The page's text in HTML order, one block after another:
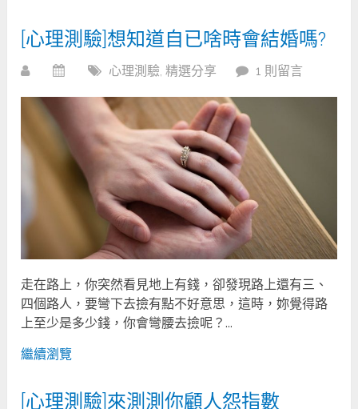
[心理測驗]想知道自已啥時會結婚嗎?
心理測驗 ,精選分享 1 則留言
走在路上，你突然看見地上有錢，卻發現路上還有三、
四個路人，要彎下去撿有點不好意思，這時，妳覺得路
上至少是多少錢，你會彎腰去撿呢？...
繼續瀏覽
[心理測驗]來測測你顧人怨指數